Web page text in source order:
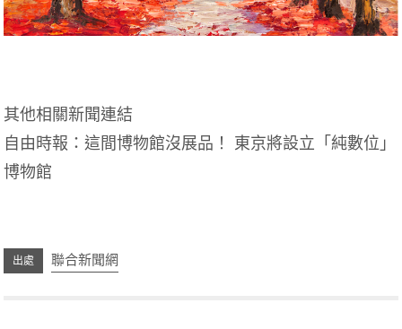
其他相關新聞連結
自由時報：這間博物館沒展品！ 東京將設立「純數位」
博物館
聯合新聞網